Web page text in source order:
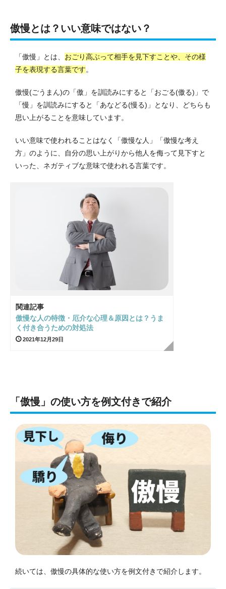
傲慢とは？いい意味ではない？
「傲慢」とは、 おごり高ぶって相手を見下すことや、その様
子を表現する言葉です。
傲慢(ごうまん)の「傲」を訓読みにすると「おごる(傲る)」で
「慢」を訓読みにすると「あなどる(慢る)」となり、どちらも
思い上がることを意味しています。
いい意味で使われることはなく「傲慢な人」「傲慢な考え
方」のように、自分の思い上がりから他人を侮って見下すと
いった、ネガティブな意味で使われる言葉です。
関連記事
傲慢な人の特徴・厄介な心理＆原因とは？うま
く付き合うための対処法
2021年12月29日
「傲慢」の使い方を例文付きで紹介
続いては、傲慢の具体的な使い方を例文付きで紹介します。